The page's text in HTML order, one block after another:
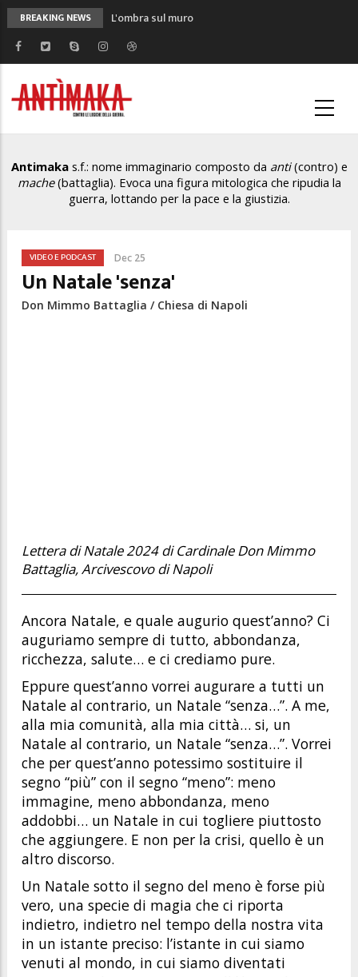
BREAKING NEWS
L'ombra sul muro
NO-ICE. Solidarietà con l'America che resiste.
Intervista con padre Alex Zanotelli
Minneapolis. Le proteste di massa c’entrano
poco
Il nemico del mio nemico non è mio amico.
Cosa c’è dietro la guerra al dottor Fauci ##
Prima puntata — Il figlio del libertario
Antimakas.f.: nome immaginario composto da anti(contro) e
mache(battaglia). Evoca una figura mitologica che ripudia la
guerra, lottando per la pace e la giustizia.
VIDEO E PODCAST Dec 25
Un Natale 'senza'
Don Mimmo Battaglia / Chiesa di Napoli
Lettera di Natale 2024 di Cardinale Don Mimmo
Battaglia, Arcivescovo di Napoli
Ancora Natale, e quale augurio quest’anno? Ci
auguriamo sempre di tutto, abbondanza,
ricchezza, salute… e ci crediamo pure.
Eppure quest’anno vorrei augurare a tutti un
Natale al contrario, un Natale “senza…”. A me,
alla mia comunità, alla mia città… si, un
Natale al contrario, un Natale “senza…”. Vorrei
che per quest’anno potessimo sostituire il
segno “più” con il segno “meno”: meno
immagine, meno abbondanza, meno
addobbi… un Natale in cui togliere piuttosto
che aggiungere. E non per la crisi, quello è un
altro discorso.
Un Natale sotto il segno del meno è forse più
vero, una specie di magia che ci riporta
indietro, indietro nel tempo della nostra vita
in un istante preciso: l’istante in cui siamo
venuti al mondo, in cui siamo diventati